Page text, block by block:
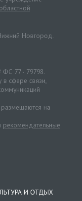
Новгород.
ФС 77 - 79798.
сфере связи,
на
рекомендательные
И ОТДЫХ